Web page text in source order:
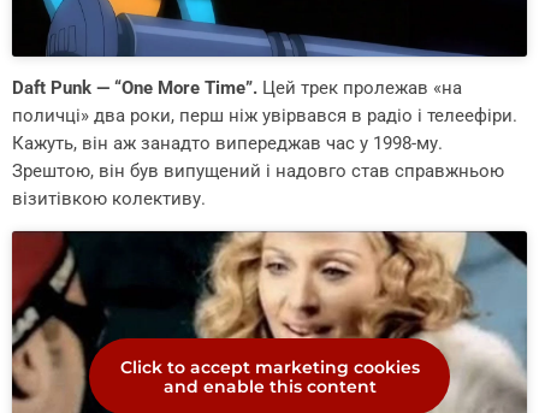
Daft Punk — “One More Time”. Цей трек пролежав «на
поличці» два роки, перш ніж увірвався в радіо і телеефіри.
Кажуть, він аж занадто випереджав час у 1998-му.
Зрештою, він був випущений і надовго став справжньою
візитівкою колективу.
Click to accept marketing cookies
and enable this content